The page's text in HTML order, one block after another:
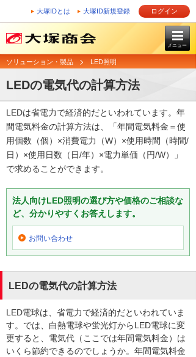
大塚IDとは 大塚ID新規登録 ログイン
メニュー
ソリューション・製品 LED照明
LEDの電気代の計算方法
LEDは省電力で経済的だといわれています。年
間電気料金の計算方法は、「年間電気料金＝使
用個数（個）×消費電力（W）×使用時間（時間/
日）×使用日数（日/年）×電力単価（円/W）」
で求めることができます。
法人向けLED照明の選び方や価格のご相談な
ど、分かりやすくお答えします。
お問い合わせ
LEDの電気代の計算方法
LED電球は、省電力で経済的だといわれていま
す。では、白熱電球や蛍光灯からLED電球に変
更すると、電気代（ここでは年間電気料金）は
いくら節約できるのでしょうか。年間電気料金